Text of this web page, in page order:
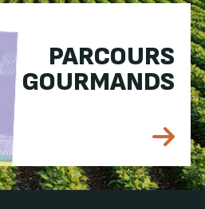
PARCOURS
GOURMANDS